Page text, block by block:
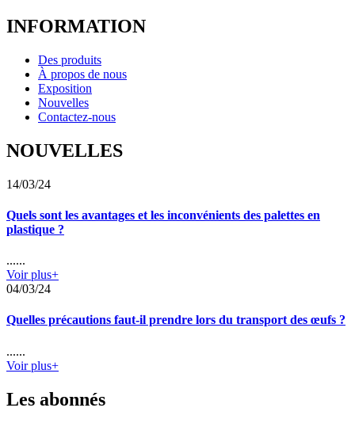
INFORMATION
Des produits
À propos de nous
Exposition
Nouvelles
Contactez-nous
NOUVELLES
14/03/24
Quels sont les avantages et les inconvénients des palettes en
plastique ?
......
Voir plus+
04/03/24
Quelles précautions faut-il prendre lors du transport des œufs ?
......
Voir plus+
Les abonnés